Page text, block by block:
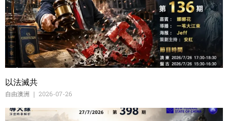
以法滅共
自由澳洲 2026-07-26